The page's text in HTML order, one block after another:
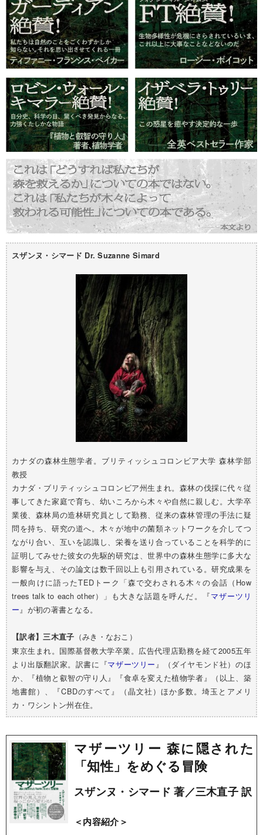
スザンヌ・シマード Dr. Suzanne Simard
カナダの森林生態学者。ブリティッシュコロンビア大学 森林学部
教授
カナダ・ブリティッシュコロンビア州生まれ。森林の伐採に代々従
事してきた家庭で育ち、幼いころから木々や自然に親しむ。大学卒
業後、森林局の造林研究員として勤務、従来の森林管理の手法に疑
問を持ち、研究の道へ。木々が地中の菌類ネットワークを介してつ
ながり合い、互いを認識し、栄養を送り合っていることを科学的に
証明してみせた彼女の先駆的研究は、世界中の森林生態学に多大な
影響を与え、その論文は数千回以上も引用されている。研究成果を
一般向けに語ったTEDトーク「森で交わされる木々の会話（How
trees talk to each other）」も大きな話題を呼んだ。『マザーツリ
ー』が初の著書となる。
【訳者】三木直子 （みき・なおこ）
東京生まれ。国際基督教大学卒業。広告代理店勤務を経て2005五年
より出版翻訳家。訳書に『マザーツリー』（ダイヤモンド社）のほ
か、『植物と叡智の守り人』『食卓を変えた植物学者』（以上、築
地書館）、『CBDのすべて』（晶文社）ほか多数。埼玉とアメリ
カ・ワシントン州在住。
マザーツリー 森に隠された
「知性」をめぐる冒険
スザンヌ・シマード 著／三木直子 訳
＜内容紹介＞